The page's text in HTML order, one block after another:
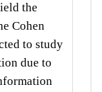
the
Cohen
to study
due to